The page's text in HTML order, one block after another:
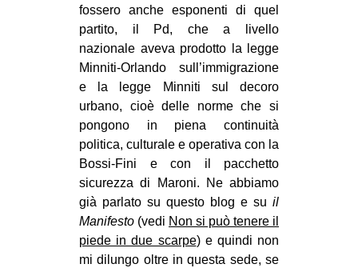
fossero anche esponenti di quel
partito, il Pd, che a livello
nazionale aveva prodotto la legge
Minniti-Orlando sull’immigrazione
e la legge Minniti sul decoro
urbano, cioè delle norme che si
pongono in piena continuità
politica, culturale e operativa con la
Bossi-Fini e con il pacchetto
sicurezza di Maroni. Ne abbiamo
già parlato su questo blog e su il
Manifesto (vedi Non si può tenere il
piede in due scarpe) e quindi non
mi dilungo oltre in questa sede, se